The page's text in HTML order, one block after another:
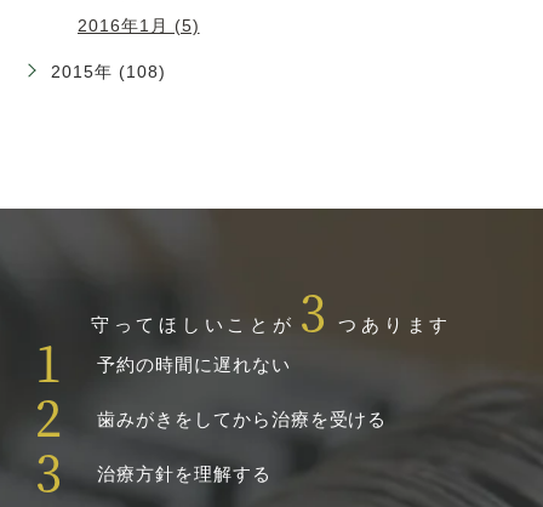
2016年1月 (5)
2015年 (108)
守ってほしいことが 3つあります
1 予約の時間に遅れない
2 歯みがきをしてから治療を受ける
3 治療方針を理解する